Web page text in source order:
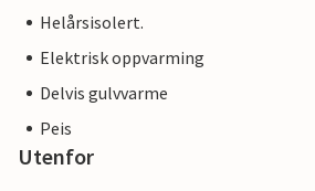
Helårsisolert.
Elektrisk oppvarming
Delvis gulvvarme
Peis
Utenfor